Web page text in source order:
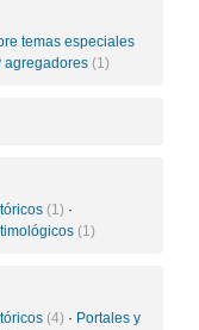
temas especiales
agregadores (1)
(1) ·
(1)
(4) · Portales y